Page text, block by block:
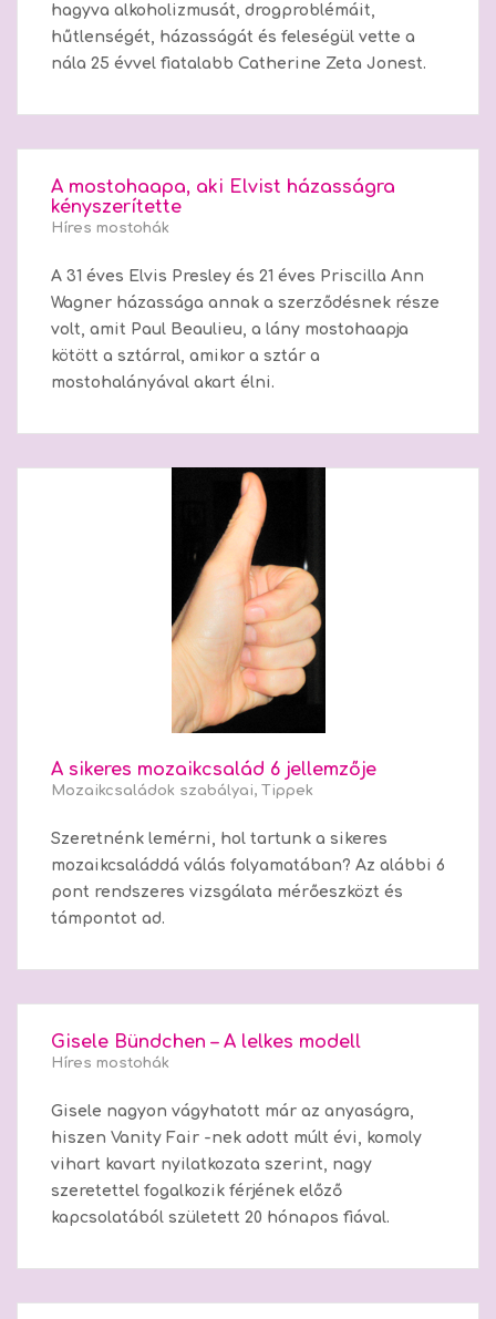
hagyva alkoholizmusát, drogproblémáit,
hűtlenségét, házasságát és feleségül vette a
nála 25 évvel fiatalabb Catherine Zeta Jonest.
A mostohaapa, aki Elvist házasságra
kényszerítette
Híres mostohák
A 31 éves Elvis Presley és 21 éves Priscilla Ann
Wagner házassága annak a szerződésnek része
volt, amit Paul Beaulieu, a lány mostohaapja
kötött a sztárral, amikor a sztár a
mostohalányával akart élni.
A sikeres mozaikcsalád 6 jellemzője
Mozaikcsaládok szabályai, Tippek
Szeretnénk lemérni, hol tartunk a sikeres
mozaikcsaláddá válás folyamatában? Az alábbi 6
pont rendszeres vizsgálata mérőeszközt és
támpontot ad.
Gisele Bündchen – A lelkes modell
Híres mostohák
Gisele nagyon vágyhatott már az anyaságra,
hiszen Vanity Fair -nek adott múlt évi, komoly
vihart kavart nyilatkozata szerint, nagy
szeretettel fogalkozik férjének előző
kapcsolatából született 20 hónapos fiával.